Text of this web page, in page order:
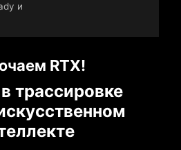
и
RTX!
трассировке